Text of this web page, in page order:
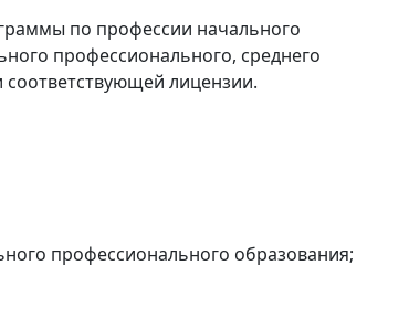
по профессии начального
профессионального, среднего
лицензии.
профессионального образования;